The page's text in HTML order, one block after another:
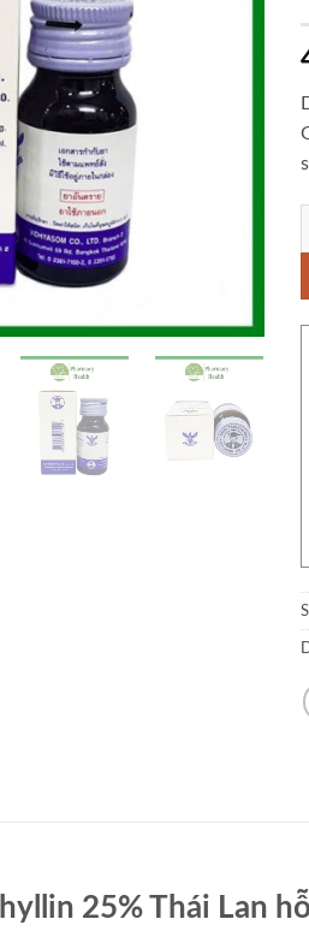
25% Thái Lan